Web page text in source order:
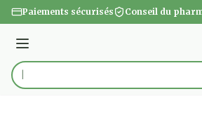
Aller au contenu
Paiements sécurisés Conseil du
Menu
Rechercher